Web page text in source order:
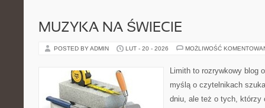
MUZYKA NA ŚWIECIE
POSTED BY ADMIN LUT - 20 - 2026 MOŻLIWOŚĆ
Limith to rozrywkowy blog
myślą o czytelnikach
dniu, ale też o tych, którzy